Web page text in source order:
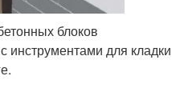
блоков
инструментами для кладки